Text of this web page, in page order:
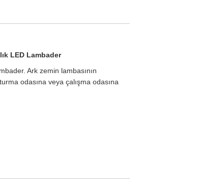
LED Lambader
Ark zemin lambasının
odasına veya çalışma odasına